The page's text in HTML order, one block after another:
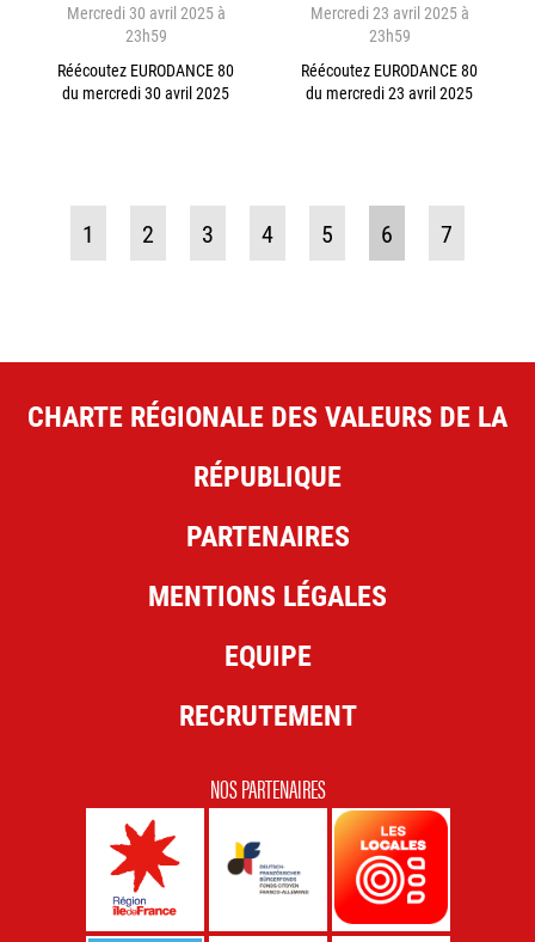
Mercredi 30 avril 2025 à
23h59
Réécoutez EURODANCE 80
du mercredi 30 avril 2025
Mercredi 23 avril 2025 à
23h59
Réécoutez EURODANCE 80
du mercredi 23 avril 2025
1 2 3 4 5 6 7
CHARTE RÉGIONALE DES VALEURS DE LA
RÉPUBLIQUE
PARTENAIRES
MENTIONS LÉGALES
EQUIPE
RECRUTEMENT
NOS PARTENAIRES